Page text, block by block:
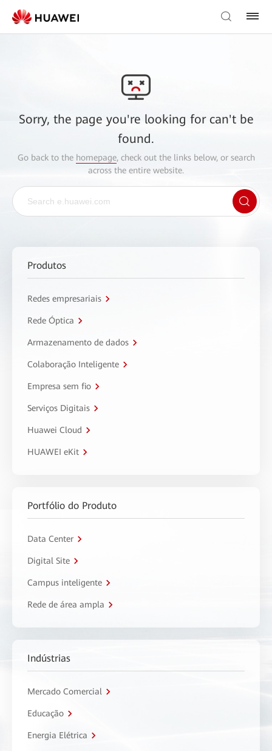
Sorry, the page you're looking for can't be
found.
Go back to the homepage, check out the links below, or search
across the entire website.
Produtos
Redes empresariais
Rede Óptica
Armazenamento de dados
Colaboração Inteligente
Empresa sem fio
Serviços Digitais
Huawei Cloud
HUAWEI eKit
Portfólio do Produto
Data Center
Digital Site
Campus inteligente
Rede de área ampla
Indústrias
Mercado Comercial
Educação
Energia Elétrica